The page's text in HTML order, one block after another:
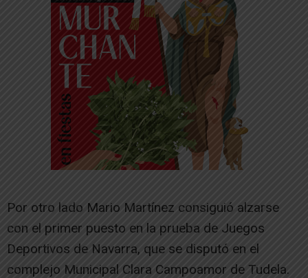
Por otro lado Mario Martínez consiguió alzarse
con el primer puesto en la prueba de Juegos
Deportivos de Navarra, que se disputó en el
complejo Municipal Clara Campoamor de Tudela.